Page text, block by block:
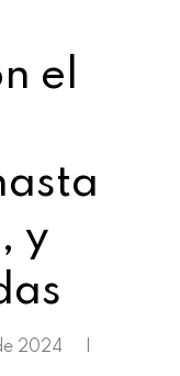
el
y
2024 |